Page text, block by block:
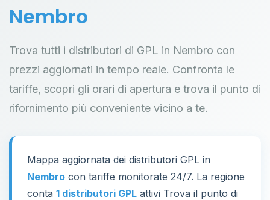
Nembro
Trova tutti i distributori di GPL in Nembro con
prezzi aggiornati in tempo reale. Confronta le
tariffe, scopri gli orari di apertura e trova il punto di
rifornimento più conveniente vicino a te.
Mappa aggiornata dei distributori GPL in
Nembro con tariffe monitorate 24/7. La regione
conta 1 distributori GPL attivi Trova il punto di